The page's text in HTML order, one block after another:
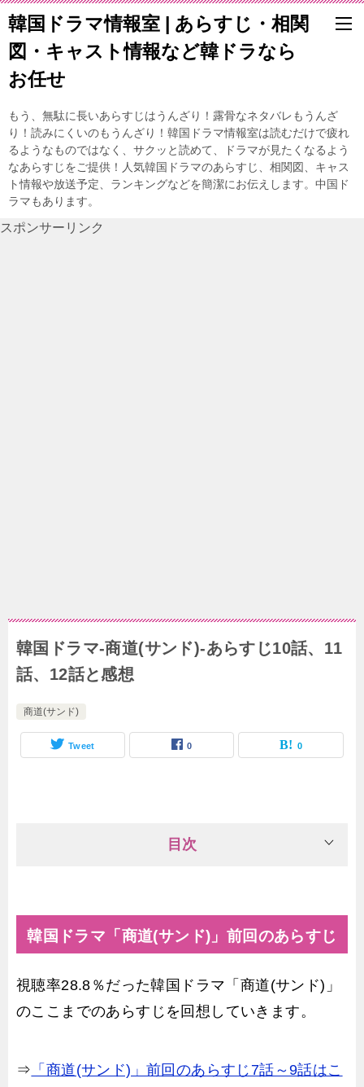
韓国ドラマ情報室 | あらすじ・相関
図・キャスト情報など韓ドラなら
お任せ
もう、無駄に長いあらすじはうんざり！露骨なネタバレもうんざ
り！読みにくいのもうんざり！韓国ドラマ情報室は読むだけで疲れ
るようなものではなく、サクッと読めて、ドラマが見たくなるよう
なあらすじをご提供！人気韓国ドラマのあらすじ、相関図、キャス
ト情報や放送予定、ランキングなどを簡潔にお伝えします。中国ド
ラマもあります。
スポンサーリンク
韓国ドラマ-商道(サンド)-あらすじ10話、11
話、12話と感想
商道(サンド)
Tweet 0 0
目次
韓国ドラマ「商道(サンド)」前回のあらすじ
視聴率28.8％だった韓国ドラマ「商道(サンド)」
のここまでのあらすじを回想していきます。
⇒ 「商道(サンド)」前回のあらすじ7話～9話はこ